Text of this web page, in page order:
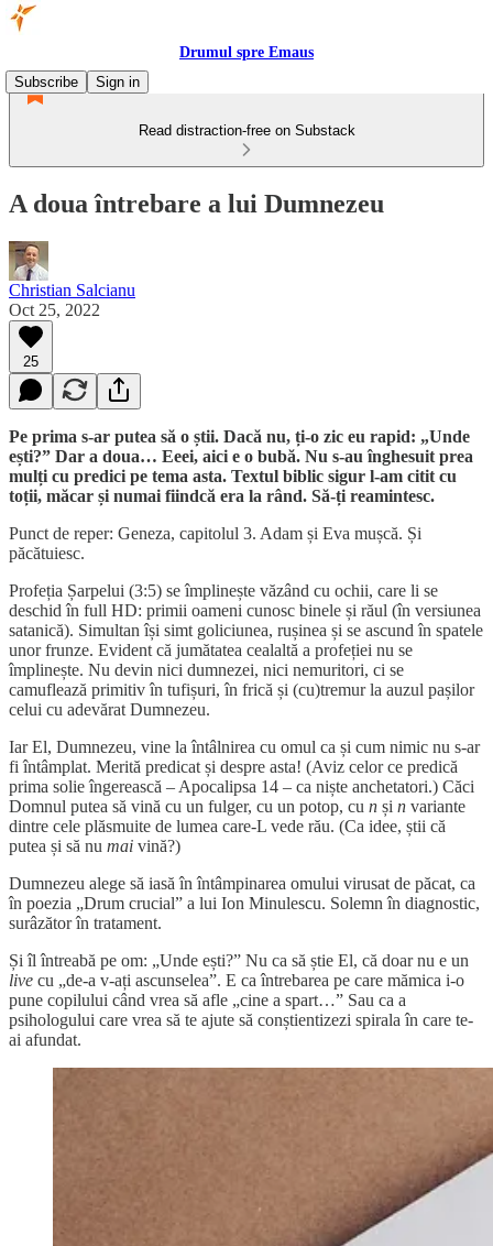
Drumul spre Emaus
Subscribe
Sign in
Read distraction-free on Substack
A doua întrebare a lui Dumnezeu
Christian Salcianu
Oct 25, 2022
25
Pe prima s-ar putea să o știi. Dacă nu, ți-o zic eu rapid: „Unde
ești?” Dar a doua… Eeei, aici e o bubă. Nu s-au înghesuit prea
mulți cu predici pe tema asta. Textul biblic sigur l-am citit cu
toții, măcar și numai fiindcă era la rând. Să-ți reamintesc.
Punct de reper: Geneza, capitolul 3. Adam și Eva mușcă. Și
păcătuiesc.
Profeția Șarpelui (3:5) se împlinește văzând cu ochii, care li se
deschid în full HD: primii oameni cunosc binele și răul (în versiunea
satanică). Simultan își simt goliciunea, rușinea și se ascund în spatele
unor frunze. Evident că jumătatea cealaltă a profeției nu se
împlinește. Nu devin nici dumnezei, nici nemuritori, ci se
camuflează primitiv în tufișuri, în frică și (cu)tremur la auzul pașilor
celui cu adevărat Dumnezeu.
Iar El, Dumnezeu, vine la întâlnirea cu omul ca și cum nimic nu s-ar
fi întâmplat. Merită predicat și despre asta! (Aviz celor ce predică
prima solie îngerească – Apocalipsa 14 – ca niște anchetatori.) Căci
Domnul putea să vină cu un fulger, cu un potop, cu n și n variante
dintre cele plăsmuite de lumea care-L vede rău. (Ca idee, știi că
putea și să nu mai vină?)
Dumnezeu alege să iasă în întâmpinarea omului virusat de păcat, ca
în poezia „Drum crucial” a lui Ion Minulescu. Solemn în diagnostic,
surâzător în tratament.
Și îl întreabă pe om: „Unde ești?” Nu ca să știe El, că doar nu e un
live cu „de-a v-ați ascunselea”. E ca întrebarea pe care mămica i-o
pune copilului când vrea să afle „cine a spart…” Sau ca a
psihologului care vrea să te ajute să conștientizezi spirala în care te-
ai afundat.